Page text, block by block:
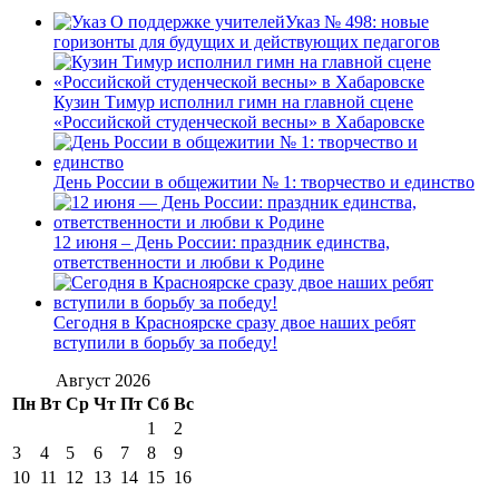
Указ № 498: новые
горизонты для будущих и действующих педагогов
Кузин Тимур исполнил гимн на главной сцене
«Российской студенческой весны» в Хабаровске
День России в общежитии № 1: творчество и единство
12 июня – День России: праздник единства,
ответственности и любви к Родине
Сегодня в Красноярске сразу двое наших ребят
вступили в борьбу за победу!
Август 2026
Пн Вт Ср Чт Пт Сб Вс
1
2
3
4 5 6 7 8
9
10 11 12 13 14 15 16